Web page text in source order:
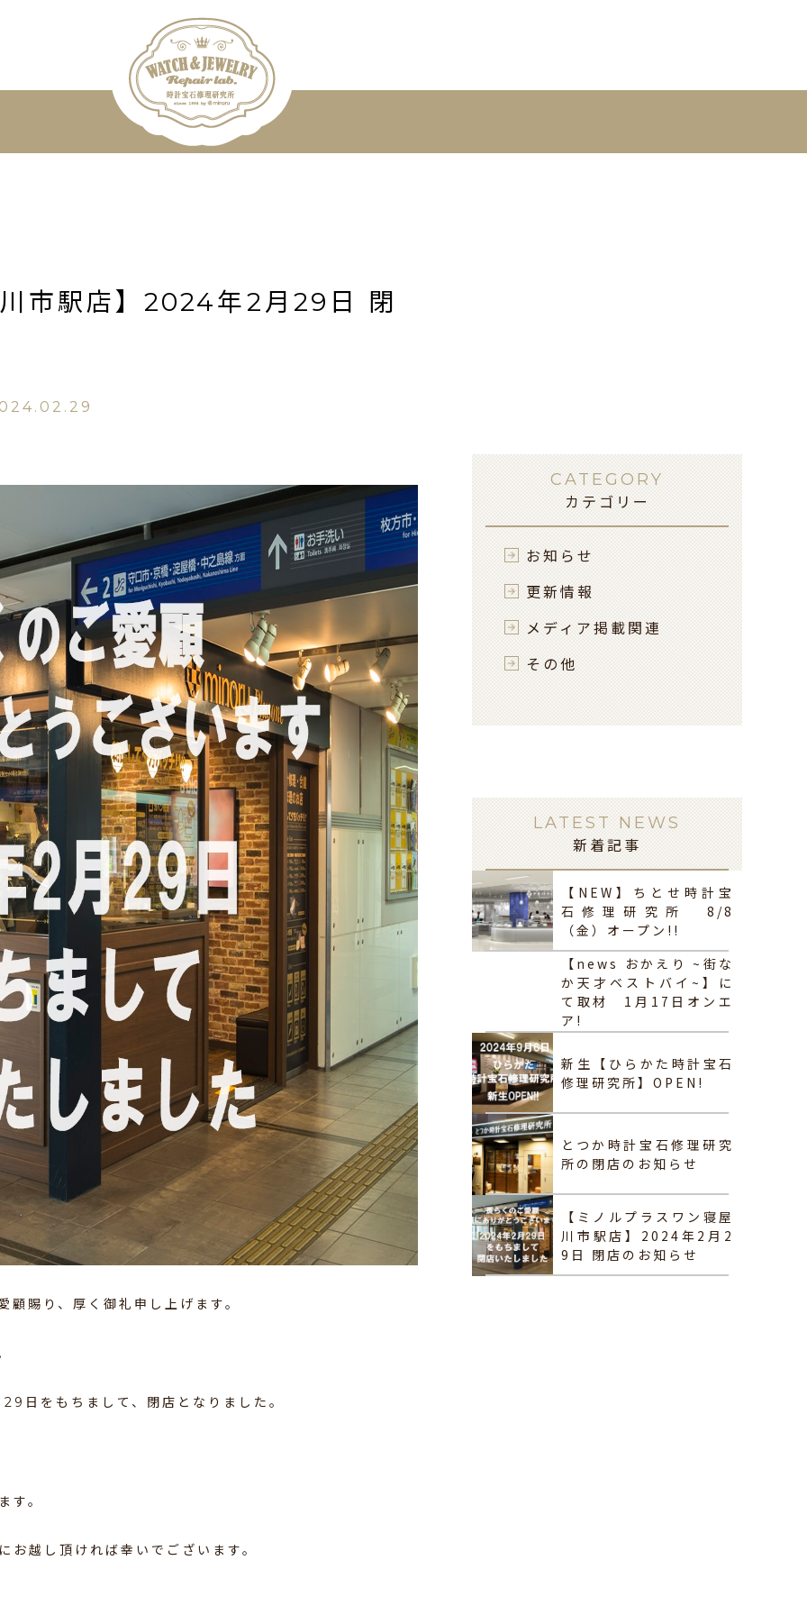
市駅店】2024年2月29日 閉
賜り、厚く御礼申し上げます。
日をもちまして、閉店となりました。
す。
越し頂ければ幸いでございます。
CATEGORY
カテゴリー
お知らせ
更新情報
メディア掲載関連
その他
LATEST NEWS
新着記事
【NEW】ちとせ時計宝
石修理研究所 8/8
（金）オープン!!
【news おかえり ~街な
か天才ベストバイ~】に
て取材 1月17日オンエ
ア!
新生【ひらかた時計宝石
修理研究所】OPEN!
とつか時計宝石修理研究
所の閉店のお知らせ
【ミノルプラスワン寝屋
川市駅店】2024年2月2
9日 閉店のお知らせ